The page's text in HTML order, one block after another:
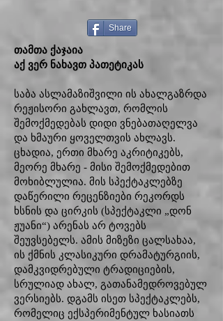
Share
თამთა ქაჯაია
აქ ვერ ნახავთ პათეტიკას
საბა ასლამაზიშვილი ის ახალგაზრდა
რეჟისორი გახლავთ, რომლის
შემოქმედებას დიდი ვნებათაღელვა
და ხმაური ყოველთვის ახლავს.
ცხადია, ერთი მხარე აკრიტიკებს,
მეორე მხარე - მისი შემოქმედებით
მოხიბლულია. მის სპექტაკლებზე
დაწერილი რეცენზიები რეკორდს
ხსნის და ცირკის (სპექტაკლი „დონ
ჟუანი“) არენას არ ტოვებს
შეუვსებელს. ამის მიზეზი ცალსახაა,
ის ქმნის კლასიკური დრამატურგიის,
დამკვიდრებული ტრადიციების,
სრულიად ახალ, გათანამედროვებულ
ვერსიებს. დგამს ისეთ სპექტაკლებს,
რომელიც ექსპერიმენტულ ხასიათს